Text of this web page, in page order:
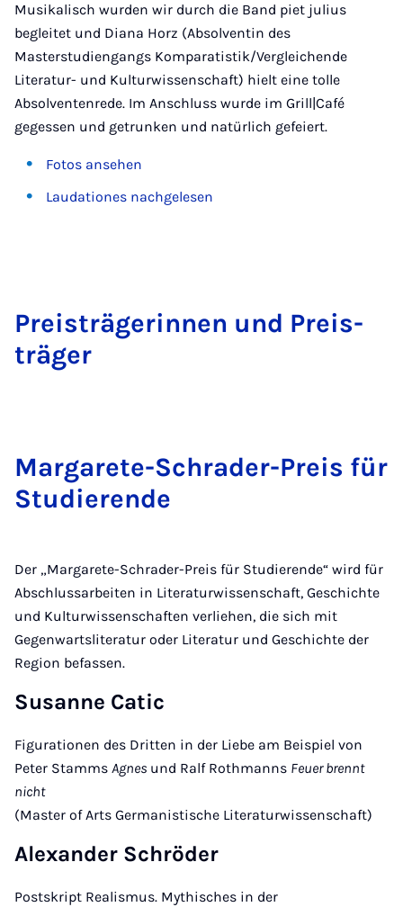
Musikalisch wurden wir durch die Band piet julius
begleitet und Diana Horz (Absolventin des
Masterstudiengangs Komparatistik/Vergleichende
Literatur- und Kulturwissenschaft) hielt eine tolle
Absolventenrede. Im Anschluss wurde im Grill|Café
gegessen und getrunken und natürlich gefeiert.
Fotos ansehen
Laudationes nachgelesen
Pre­is­träger­innen und Pre­is­
träger
Mar­garete-Schrader-Pre­is für
Stud­i­er­ende
Der „Margarete-Schrader-Preis für Studierende“ wird für
Abschlussarbeiten in Literaturwissenschaft, Geschichte
und Kulturwissenschaften verliehen, die sich mit
Gegenwartsliteratur oder Literatur und Geschichte der
Region befassen.
Susanne Catic
Figurationen des Dritten in der Liebe am Beispiel von
Peter Stamms Agnes und Ralf Rothmanns Feuer brennt
nicht
(Master of Arts Germanistische Literaturwissenschaft)
Alexander Schröder
Postskript Realismus. Mythisches in der